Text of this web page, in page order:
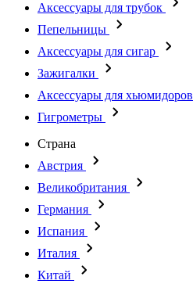
Аксессуары для трубок
Пепельницы
Аксессуары для сигар
Зажигалки
Аксессуары для хьюмидоров
Гигрометры
Страна
Австрия
Великобритания
Германия
Испания
Италия
Китай